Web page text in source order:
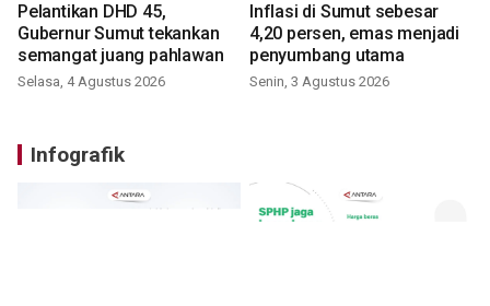
Pelantikan DHD 45,
Gubernur Sumut tekankan
semangat juang pahlawan
Selasa, 4 Agustus 2026
Inflasi di Sumut sebesar
4,20 persen, emas menjadi
penyumbang utama
Senin, 3 Agustus 2026
Infografik